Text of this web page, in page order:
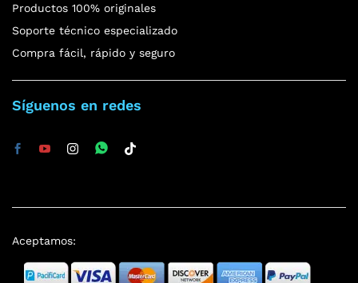
Productos 100% originales
Soporte técnico especializado
Compra fácil, rápido y seguro
Síguenos en redes
Aceptamos: